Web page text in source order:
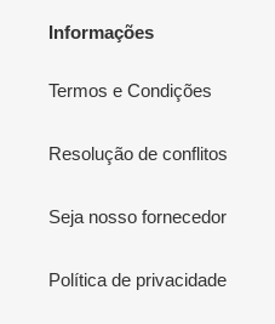
Informações
Termos e Condições
Resolução de conflitos
Seja nosso fornecedor
Política de privacidade